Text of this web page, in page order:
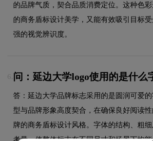
的品牌气质，契合品质消费定位。这种色
的商务盾标设计美学，又能有效吸引目标
强的视觉辨识度。
6. 问：延边大学logo使用的是什么
答：延边大学品牌标志采用的是圆润可爱
型与品牌形象高度契合，在确保良好阅读
牌的商务盾标设计风格。字体的结构、粗